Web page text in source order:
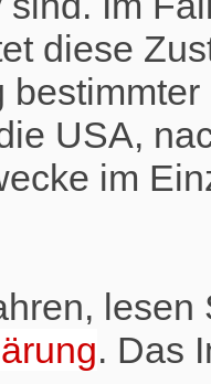
diese
USA,
im
lesen
. Das